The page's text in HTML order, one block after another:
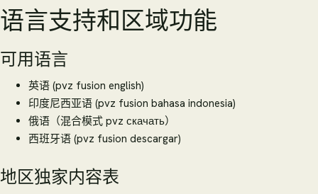
语言支持和区域功能
可用语言
英语 (pvz fusion english)
印度尼西亚语 (pvz fusion bahasa indonesia)
俄语（混合模式 pvz скачать）
西班牙语 (pvz fusion descargar)
地区独家内容表